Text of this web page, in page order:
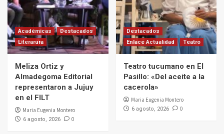
Académicas
Destacados
Literarura
Meliza Ortiz y
Almadegoma Editorial
representaron a Jujuy
en el FILT
Maria Eugenia Montero
6 agosto, 2026 0
Destacados
Enlace Actualidad
Teatro
Teatro tucumano en El
Pasillo: «Del aceite a la
cacerola»
Maria Eugenia Montero
6 agosto, 2026 0